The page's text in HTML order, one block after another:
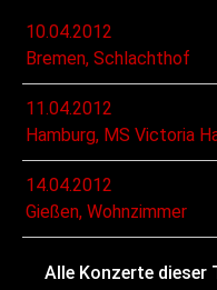
10.04.2012
Bremen, Schlachthof
11.04.2012
Hamburg, MS Victoria
14.04.2012
Gießen, Wohnzimmer
Alle Konzerte dieser